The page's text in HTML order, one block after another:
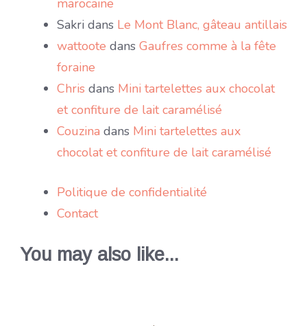
marocaine
Sakri dans Le Mont Blanc, gâteau antillais
wattoote dans Gaufres comme à la fête
foraine
Chris dans Mini tartelettes aux chocolat
et confiture de lait caramélisé
Couzina dans Mini tartelettes aux
chocolat et confiture de lait caramélisé
Politique de confidentialité
Contact
You may also like...